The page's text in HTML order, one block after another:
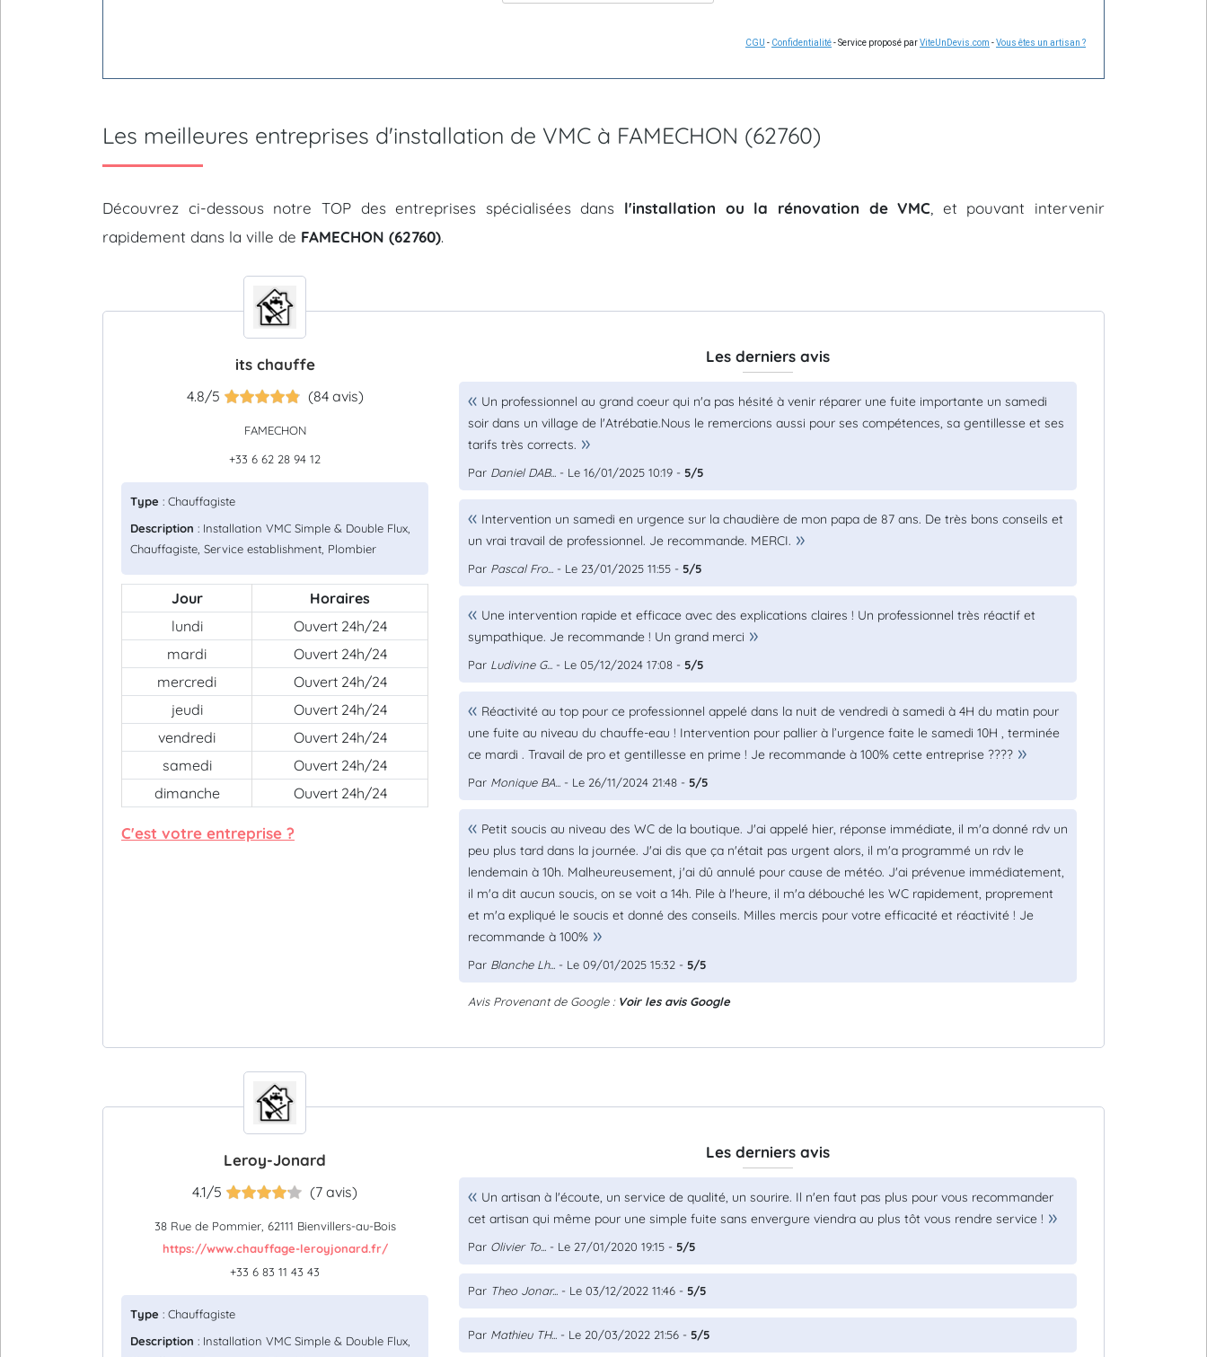
CGU - Confidentialité- Service proposé parViteUnDevis.com -Vous êtes un artisan ?
Les meilleures entreprises d'installation de VMC à FAMECHON (62760)
Découvrez ci-dessous notre TOP des entreprises spécialisées dans l'installation ou la rénovation de VMC , et pouvant intervenir
rapidement dans la ville de FAMECHON (62760).
its chauffe
4.8/5 (84 avis)
FAMECHON
+33 6 62 28 94 12
Type : Chauffagiste
Description : Installation VMC Simple & Double Flux,
Chauffagiste, Service establishment, Plombier
Jour
Horaires
lundi
Ouvert 24h/24
mardi
Ouvert 24h/24
mercredi
Ouvert 24h/24
jeudi
Ouvert 24h/24
vendredi
Ouvert 24h/24
samedi
Ouvert 24h/24
dimanche
Ouvert 24h/24
C'est votre entreprise ?
Les derniers avis
Un professionnel au grand coeur qui n'a pas hésité à venir réparer une fuite importante un samedi
soir dans un village de l'Atrébatie.Nous le remercions aussi pour ses compétences, sa gentillesse et ses
tarifs très corrects.
Par Daniel DAB... - Le 16/01/2025 10:19 - 5/5
Intervention un samedi en urgence sur la chaudière de mon papa de 87 ans. De très bons conseils et
un vrai travail de professionnel. Je recommande. MERCI.
Par Pascal Fro... - Le 23/01/2025 11:55 - 5/5
Une intervention rapide et efficace avec des explications claires ! Un professionnel très réactif et
sympathique. Je recommande ! Un grand merci
Par Ludivine G... - Le 05/12/2024 17:08 - 5/5
Réactivité au top pour ce professionnel appelé dans la nuit de vendredi à samedi à 4H du matin pour
une fuite au niveau du chauffe-eau ! Intervention pour pallier à l’urgence faite le samedi 10H , terminée
ce mardi . Travail de pro et gentillesse en prime ! Je recommande à 100% cette entreprise ????
Par Monique BA... - Le 26/11/2024 21:48 - 5/5
Petit soucis au niveau des WC de la boutique. J'ai appelé hier, réponse immédiate, il m'a donné rdv un
peu plus tard dans la journée. J'ai dis que ça n'était pas urgent alors, il m'a programmé un rdv le
lendemain à 10h. Malheureusement, j'ai dû annulé pour cause de météo. J'ai prévenue immédiatement,
il m'a dit aucun soucis, on se voit a 14h. Pile à l'heure, il m'a débouché les WC rapidement, proprement
et m'a expliqué le soucis et donné des conseils. Milles mercis pour votre efficacité et réactivité ! Je
recommande à 100%
Par Blanche Lh... - Le 09/01/2025 15:32 - 5/5
Avis Provenant de Google : Voir les avis Google
Leroy-Jonard
4.1/5 (7 avis)
38 Rue de Pommier, 62111 Bienvillers-au-Bois
https://www.chauffage-leroyjonard.fr/
+33 6 83 11 43 43
Type : Chauffagiste
Description : Installation VMC Simple & Double Flux,
Les derniers avis
Un artisan à l'écoute, un service de qualité, un sourire. Il n'en faut pas plus pour vous recommander
cet artisan qui même pour une simple fuite sans envergure viendra au plus tôt vous rendre service !
Par Olivier To... - Le 27/01/2020 19:15 - 5/5
Par Theo Jonar... - Le 03/12/2022 11:46 - 5/5
Par Mathieu TH... - Le 20/03/2022 21:56 - 5/5